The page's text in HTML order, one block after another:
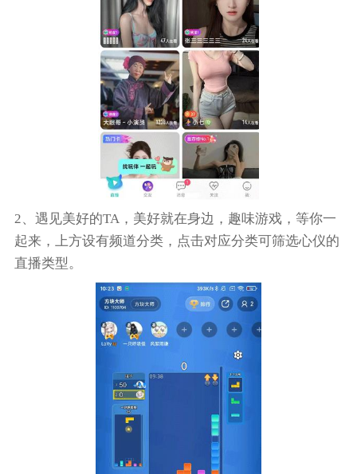
2、遇见美好的TA，美好就在身边，趣味游戏，等你一
起来，上方设有频道分类，点击对应分类可筛选心仪的
直播类型。